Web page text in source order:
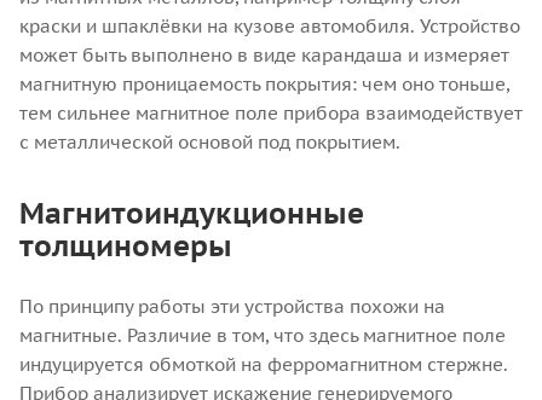
краски и шпаклёвки на кузове автомобиля. Устройство
может быть выполнено в виде карандаша и измеряет
магнитную проницаемость покрытия: чем оно тоньше,
тем сильнее магнитное поле прибора взаимодействует
с металлической основой под покрытием.
Магнитоиндукционные
толщиномеры
По принципу работы эти устройства похожи на
магнитные. Различие в том, что здесь магнитное поле
индуцируется обмоткой на ферромагнитном стержне.
Прибор анализирует искажение генерируемого